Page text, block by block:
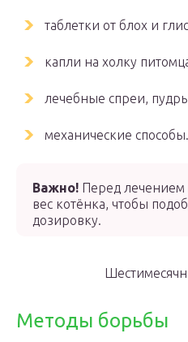
таблетки от блох и
капли на холку
лечебные спреи,
механические способы.
Важно! Перед лечением
вес котёнка, чтобы
дозировку.
Методы борьбы